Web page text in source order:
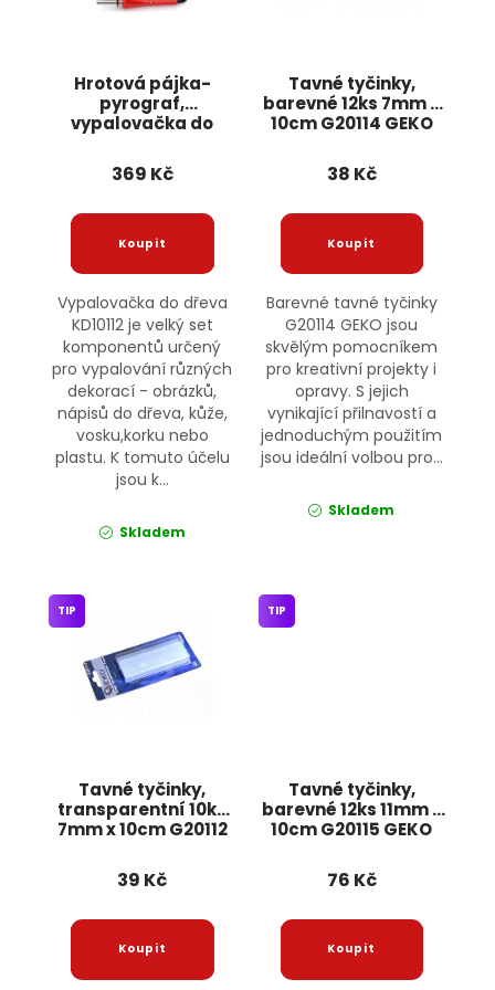
Hrotová pájka-
pyrograf,
vypalovačka do
nástavci, 23 dílů
KD10112 KRAFT&DELE
369 Kč
Vypalovačka do dřeva
KD10112 je velký set
komponentů určený
pro vypalování různých
dekorací - obrázků,
nápisů do dřeva, kůže,
vosku,korku nebo
plastu. K tomuto účelu
jsou k...
Skladem
Tavné tyčinky,
barevné 12ks 7mm x
10cm G20114 GEKO
38 Kč
Barevné tavné tyčinky
G20114 GEKO jsou
skvělým pomocníkem
pro kreativní projekty i
opravy. S jejich
vynikající přilnavostí a
jednoduchým použitím
jsou ideální volbou pro...
Skladem
Tavné tyčinky,
transparentní 10ks
7mm x 10cm G20112
TIP
39 Kč
Tavné tyčinky,
barevné 12ks 11mm x
10cm G20115 GEKO
TIP
76 Kč